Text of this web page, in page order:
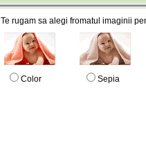
Te rugam sa alegi fromatul imaginii
Color Sepia